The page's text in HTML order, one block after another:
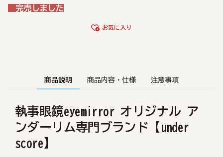
完売しました
お気に入り
商品説明 商品内容・仕様 注意事項
執事眼鏡eyemirror オリジナル ア
ンダーリム専門ブランド【under
score】